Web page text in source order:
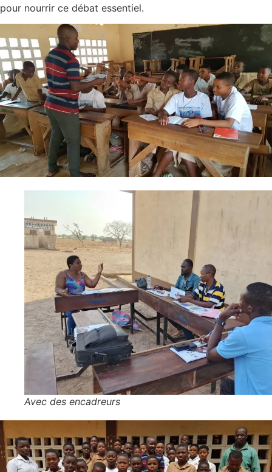
pour nourrir ce débat essentiel.
Avec des encadreurs